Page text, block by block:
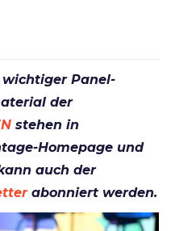
Panel-
der
stehen in
Homepage und
auch der
abonniert werden.